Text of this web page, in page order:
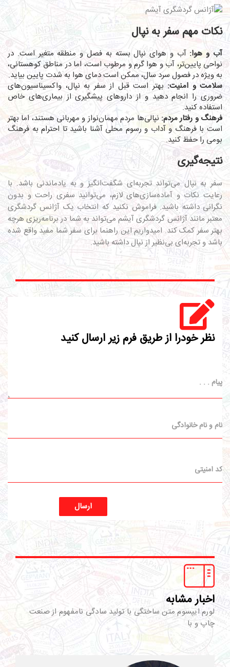
نکات مهم سفر به نپال
آب و هوا: آب و هوای نپال بسته به فصل و منطقه متغیر است. در
نواحی پایین‌تر، آب و هوا گرم و مرطوب است، اما در مناطق کوهستانی،
به ویژه در فصول سرد سال، ممکن است دمای هوا به شدت پایین بیاید.
سلامت و امنیت: بهتر است قبل از سفر به نپال، واکسیناسیون‌های
ضروری را انجام دهید و از داروهای پیشگیری از بیماری‌های خاص
استفاده کنید.
فرهنگ و رفتار مردم: نپالی‌ها مردم مهمان‌نواز و مهربانی هستند، اما بهتر
است با فرهنگ و آداب و رسوم محلی آشنا باشید تا احترام به فرهنگ
بومی را حفظ کنید.
نتیجه‌گیری
سفر به نپال می‌تواند تجربه‌ای شگفت‌انگیز و به یادماندنی باشد. با
رعایت نکات و آماده‌سازی‌های لازم، می‌توانید سفری راحت و بدون
نگرانی داشته باشید. فراموش نکنید که انتخاب یک آژانس گردشگری
معتبر مانند آژانس گردشگری آیشم می‌تواند به شما در برنامه‌ریزی هرچه
بهتر سفر کمک کند. امیدواریم این راهنما برای سفر شما مفید واقع شده
باشد و تجربه‌ای بی‌نظیر از نپال داشته باشید.
نظر خودرا از طریق فرم زیر ارسال کنید
ارسال
اخبار مشابه
لورم ایپسوم متن ساختگی با تولید سادگی نامفهوم از صنعت
چاپ و با